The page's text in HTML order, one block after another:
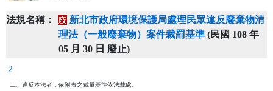
法規名稱：
新北市政府環境保護局處理民眾違反廢棄物清
理法（一般廢棄物）案件裁罰基準 (民國 108 年
05 月 30 日 廢止)
2
二、違反本法者，依附表之裁量基準依法裁處。